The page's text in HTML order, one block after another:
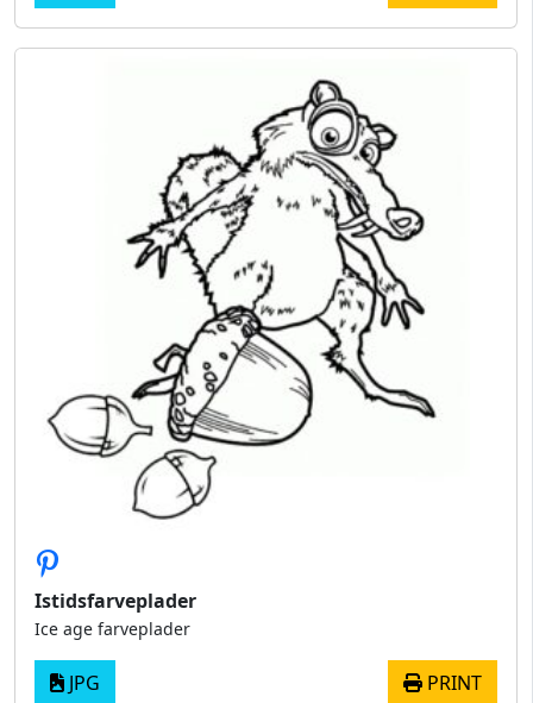
Istidsfarveplader
Ice age farveplader
JPG PRINT